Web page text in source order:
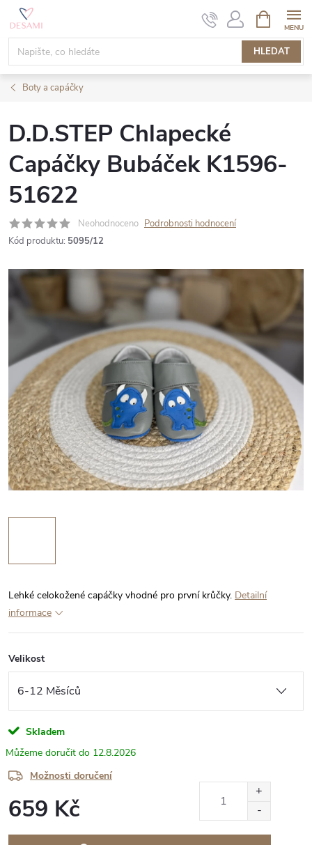
Přejít
obsah
HLEDAT
NÁKUPNÍ
KOŠÍK
Boty a capáčky
D.D.STEP Chlapecké
Capáčky Bubáček K1596-
51622
Neohodnoceno Podrobnosti hodnocení
Kód produktu: 5095/12
Lehké celokožené capáčky vhodné pro první krůčky. Detailní
informace
Velikost
Skladem
12.8.2026
Možnosti doručení
659 Kč